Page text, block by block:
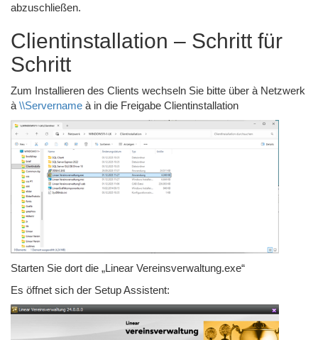
abzuschließen.
Clientinstallation – Schritt für
Schritt
Zum Installieren des Clients wechseln Sie bitte über à Netzwerk
à \\Servername à in die Freigabe Clientinstallation
Starten Sie dort die „Linear Vereinsverwaltung.exe“
Es öffnet sich der Setup Assistent: